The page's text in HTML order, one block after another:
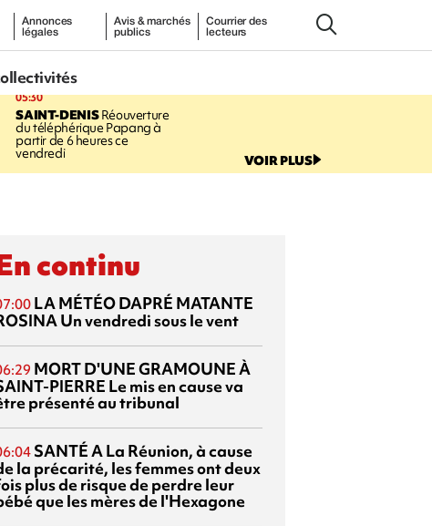
Annonces
légales
Avis & marchés
publics
Courrier des
lecteurs
05:30
SAINT-DENISRéouverture
du téléphérique Papang à
partir de 6 heures ce
vendredi VOIR PLUS
continu
LA MÉTÉO DAPRÉ MATANTE
Un vendredi sous le vent
MORT D'UNE GRAMOUNE À
PIERRE Le mis en cause va
présenté au tribunal
SANTÉA La Réunion, à cause
la précarité, les femmes ont deux
plus de risque de perdre leur
que les mères de l'Hexagone